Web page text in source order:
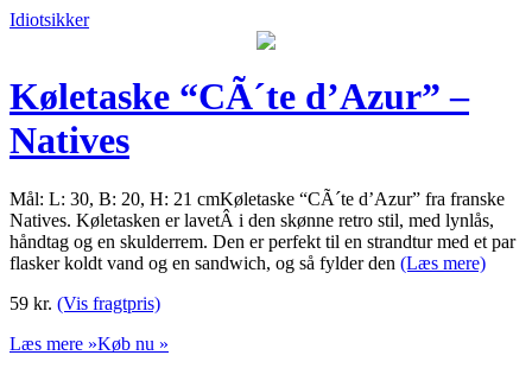
Idiotsikker
Køletaske “CÃ´te d’Azur” –
Natives
Mål: L: 30, B: 20, H: 21 cmKøletaske “CÃ´te d’Azur” fra franske
Natives. Køletasken er lavetÂ i den skønne retro stil, med lynlås,
håndtag og en skulderrem. Den er perfekt til en strandtur med et par
flasker koldt vand og en sandwich, og så fylder den (Læs mere)
59 kr. (Vis fragtpris)
Læs mere »Køb nu »